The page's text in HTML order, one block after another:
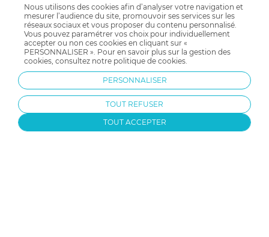
Modes de livraison
Moyens de paiement
Garantie stock & produit
Satisfait ou remboursé
Comment se protéger du phishing ?
Soldes allobébé
allobébé vous recommande
Nos labels
Besoin d'aide ?
FAQ
les plus d'allobébé
Infos conseils
Valise de maternité
Paiement sécurisé
Nous utilisons des cookies afin d’analyser votre navigation et
mesurer l’audience du site, promouvoir ses services sur les
réseaux sociaux et vous proposer du contenu personnalisé.
Vous pouvez paramétrer vos choix pour individuellement
accepter ou non ces cookies en cliquant sur «
PERSONNALISER ». Pour en savoir plus sur la gestion des
cookies, consultez notre politique de cookies.
PERSONNALISER
TOUT REFUSER
TOUT ACCEPTER